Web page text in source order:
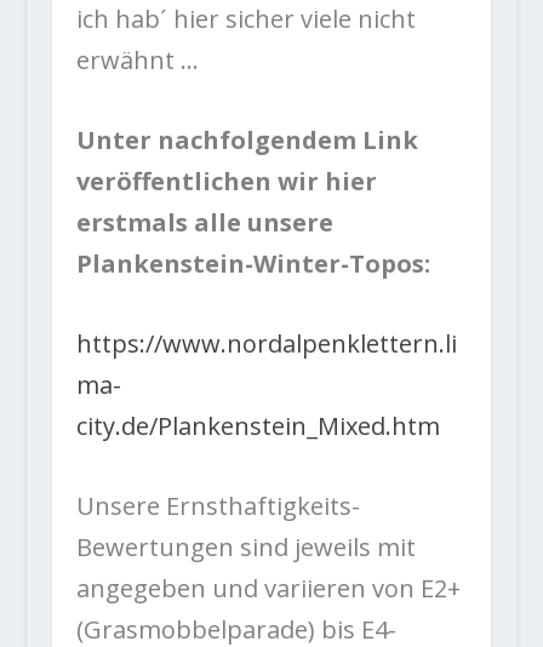
ich hab´ hier sicher viele nicht
erwähnt …
Unter nachfolgendem Link
veröffentlichen wir hier
erstmals alle unsere
Plankenstein-Winter-Topos:
https://www.nordalpenklettern.li
ma-
city.de/Plankenstein_Mixed.htm
Unsere Ernsthaftigkeits-
Bewertungen sind jeweils mit
angegeben und variieren von E2+
(Grasmobbelparade) bis E4-